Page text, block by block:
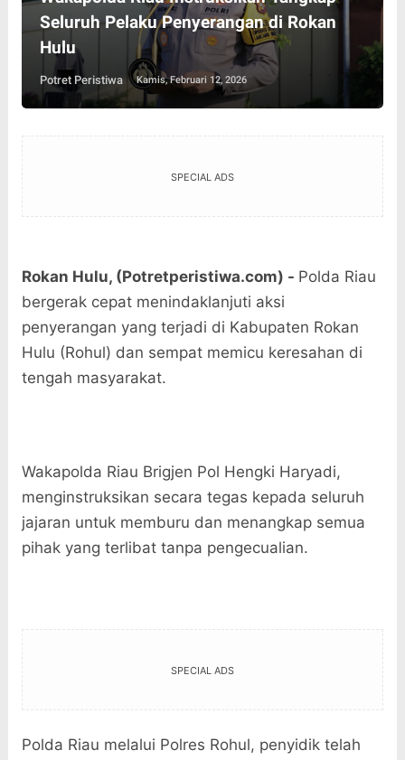
Seluruh Pelaku Penyerangan di Rokan
Hulu
Potret Peristiwa Kamis, Februari 12, 2026
SPECIAL ADS
Rokan Hulu, (Potretperistiwa.com) - Polda Riau
bergerak cepat menindaklanjuti aksi
penyerangan yang terjadi di Kabupaten Rokan
Hulu (Rohul) dan sempat memicu keresahan di
tengah masyarakat.
Wakapolda Riau Brigjen Pol Hengki Haryadi,
menginstruksikan secara tegas kepada seluruh
jajaran untuk memburu dan menangkap semua
pihak yang terlibat tanpa pengecualian.
SPECIAL ADS
Polda Riau melalui Polres Rohul, penyidik telah